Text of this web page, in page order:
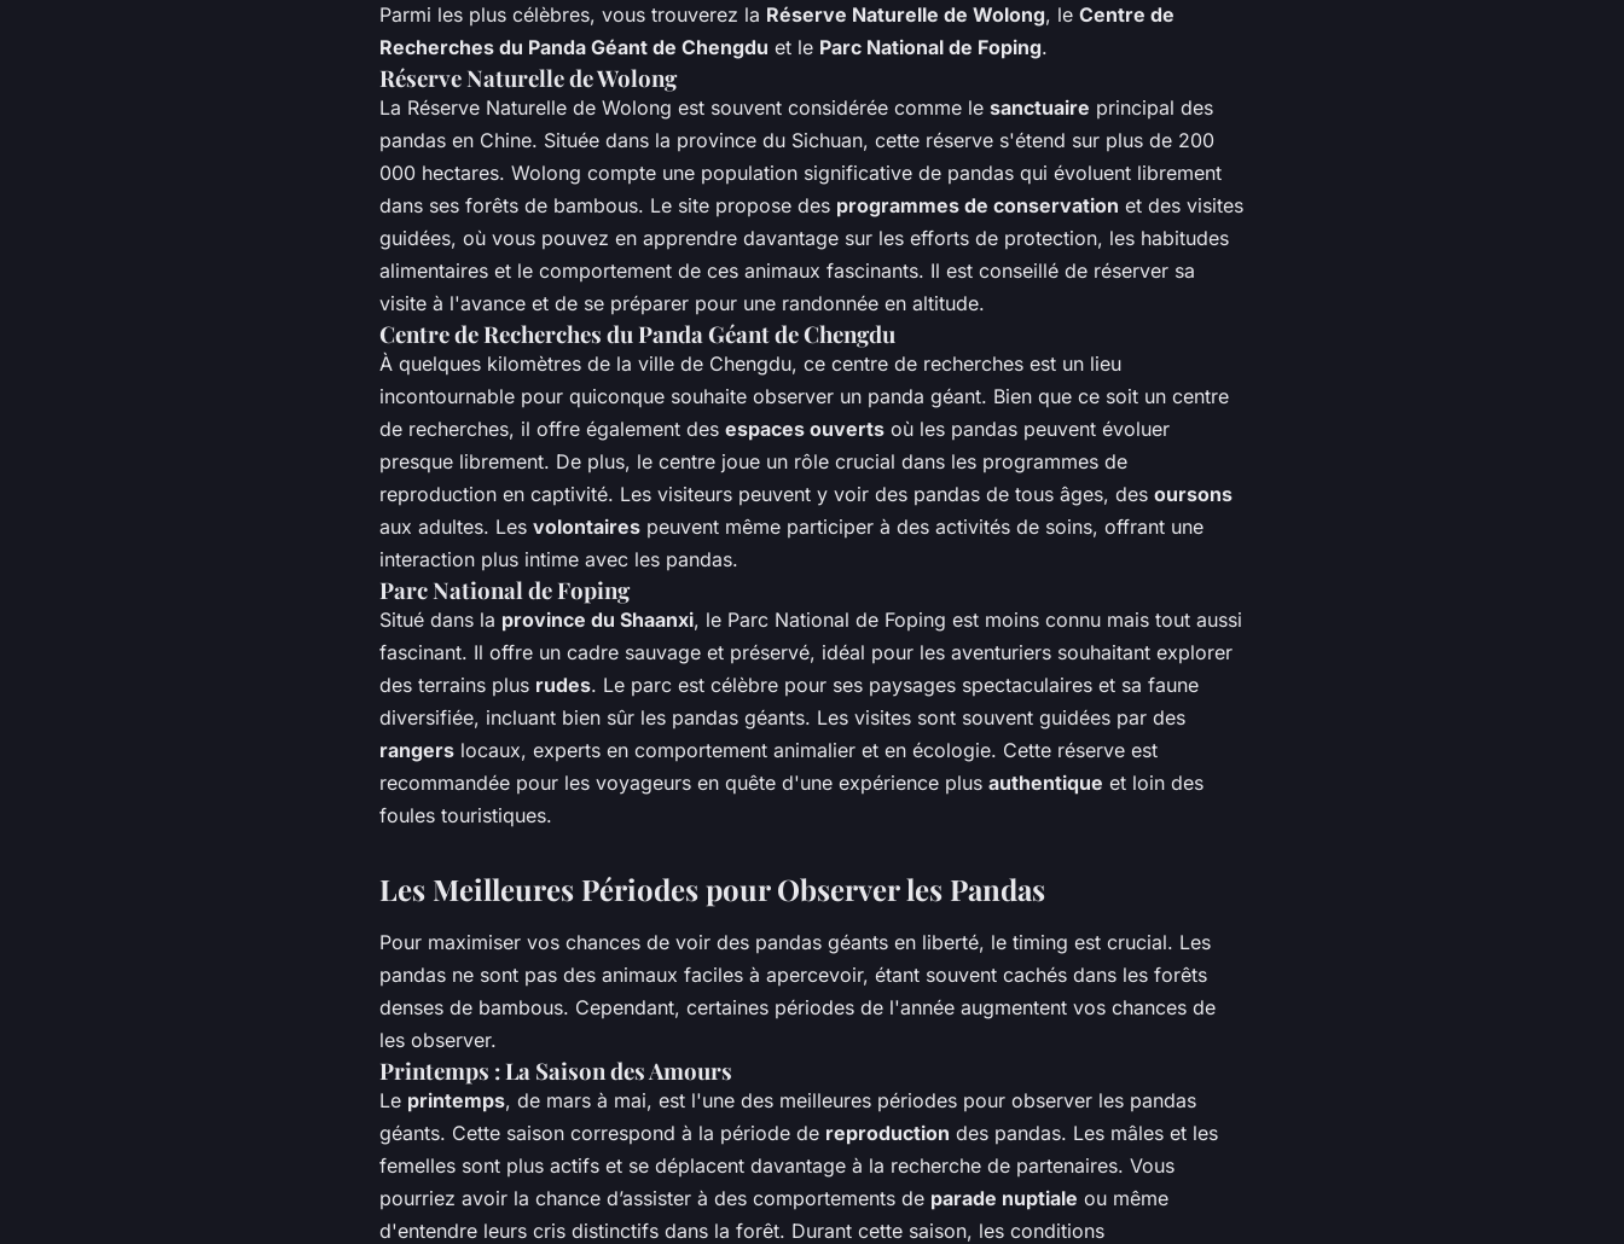
Parmi les plus célèbres, vous trouverez la Réserve Naturelle de Wolong, le Centre de
Recherches du Panda Géant de Chengdu et le Parc National de Foping.
Réserve Naturelle de Wolong
La Réserve Naturelle de Wolong est souvent considérée comme le sanctuaire principal des
pandas en Chine. Située dans la province du Sichuan, cette réserve s'étend sur plus de 200
000 hectares. Wolong compte une population significative de pandas qui évoluent librement
dans ses forêts de bambous. Le site propose des programmes de conservation et des visites
guidées, où vous pouvez en apprendre davantage sur les efforts de protection, les habitudes
alimentaires et le comportement de ces animaux fascinants. Il est conseillé de réserver sa
visite à l'avance et de se préparer pour une randonnée en altitude.
Centre de Recherches du Panda Géant de Chengdu
À quelques kilomètres de la ville de Chengdu, ce centre de recherches est un lieu
incontournable pour quiconque souhaite observer un panda géant. Bien que ce soit un centre
de recherches, il offre également des espaces ouverts où les pandas peuvent évoluer
presque librement. De plus, le centre joue un rôle crucial dans les programmes de
reproduction en captivité. Les visiteurs peuvent y voir des pandas de tous âges, des oursons
aux adultes. Les volontaires peuvent même participer à des activités de soins, offrant une
interaction plus intime avec les pandas.
Parc National de Foping
Situé dans la province du Shaanxi, le Parc National de Foping est moins connu mais tout aussi
fascinant. Il offre un cadre sauvage et préservé, idéal pour les aventuriers souhaitant explorer
des terrains plus rudes. Le parc est célèbre pour ses paysages spectaculaires et sa faune
diversifiée, incluant bien sûr les pandas géants. Les visites sont souvent guidées par des
rangers locaux, experts en comportement animalier et en écologie. Cette réserve est
recommandée pour les voyageurs en quête d'une expérience plus authentique et loin des
foules touristiques.
Les Meilleures Périodes pour Observer les Pandas
Pour maximiser vos chances de voir des pandas géants en liberté, le timing est crucial. Les
pandas ne sont pas des animaux faciles à apercevoir, étant souvent cachés dans les forêts
denses de bambous. Cependant, certaines périodes de l'année augmentent vos chances de
les observer.
Printemps : La Saison des Amours
Le printemps, de mars à mai, est l'une des meilleures périodes pour observer les pandas
géants. Cette saison correspond à la période de reproduction des pandas. Les mâles et les
femelles sont plus actifs et se déplacent davantage à la recherche de partenaires. Vous
pourriez avoir la chance d’assister à des comportements de parade nuptiale ou même
d'entendre leurs cris distinctifs dans la forêt. Durant cette saison, les conditions